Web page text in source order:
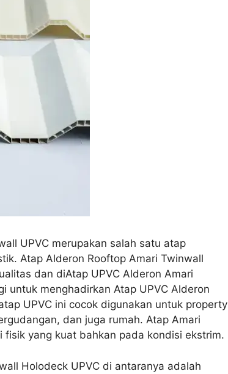
UPVC merupakan salah satu atap
Atap Alderon Rooftop Amari Twinwall
dan diAtap UPVC Alderon Amari
untuk menghadirkan Atap UPVC Alderon
UPVC ini cocok digunakan untuk property
dan juga rumah. Atap Amari
yang kuat bahkan pada kondisi ekstrim.
Holodeck UPVC di antaranya adalah